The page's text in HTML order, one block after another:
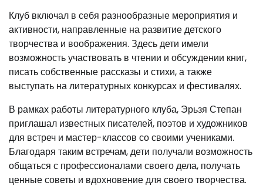
Клуб включал в себя разнообразные мероприятия и
активности, направленные на развитие детского
творчества и воображения. Здесь дети имели
возможность участвовать в чтении и обсуждении книг,
писать собственные рассказы и стихи, а также
выступать на литературных конкурсах и фестивалях.
В рамках работы литературного клуба, Эрьзя Степан
приглашал известных писателей, поэтов и художников
для встреч и мастер-классов со своими учениками.
Благодаря таким встречам, дети получали возможность
общаться с профессионалами своего дела, получать
ценные советы и вдохновение для своего творчества.